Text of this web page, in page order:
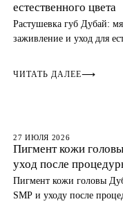
естественного цвета
Растушевка губ Дубай:
заживление и уход для
ЧИТАТЬ ДАЛЕЕ⟶
СКАЛЬП
27 ИЮЛЯ 2026
Пигмент кожи
уход после
Пигмент кожи головы
SMP и уходу после